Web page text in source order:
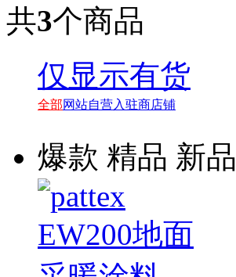
共3个商品
仅显示有货
全部网站自营入驻商店铺
爆款 精品 新品